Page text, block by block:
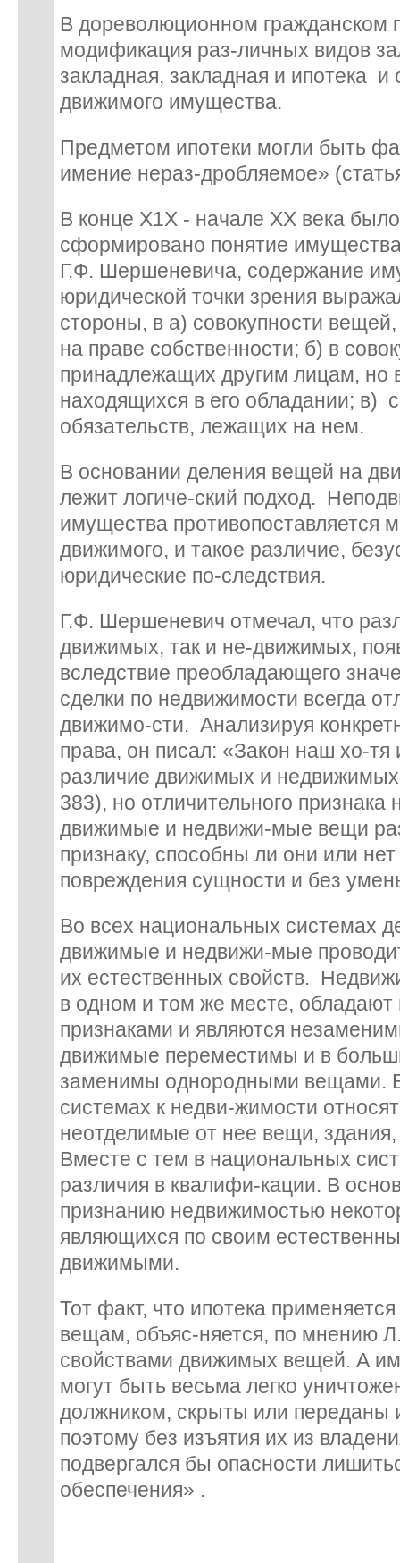
В дореволюционном гражданском
модификация раз-личных видов
закладная, закладная и ипотека
движимого имущества.
Предметом ипотеки могли быть
имение нераз-дробляемое»
В конце Х1Х - начале ХХ века
сформировано понятие
Г.Ф. Шершеневича, содержание
юридической точки зрения
стороны, в а) совокупности
на праве собственности; б) в
принадлежащих другим лицам, но
находящихся в его обладании; в)
обязательств, лежащих на нем.
В основании деления вещей на
лежит логиче-ский подход.
имущества противопоставляется
движимого, и такое различие,
юридические по-следствия.
Г.Ф. Шершеневич отмечал, что
движимых, так и не-движимых,
вследствие преобладающего
сделки по недвижимости всегда
движимо-сти. Анализируя
права, он писал: «Закон наш хо-тя
различие движимых и недвижимых
383), но отличительного признака
движимые и недвижи-мые вещи
признаку, способны ли они или
повреждения сущности и без
Во всех национальных системах
движимые и недвижи-мые
их естественных свойств.
в одном и том же месте,
признаками и являются
движимые переместимы и в
заменимы однородными вещами.
системах к недви-жимости
неотделимые от нее вещи,
Вместе с тем в национальных
различия в квалифи-кации. В
признанию недвижимостью
являющихся по своим
движимыми.
Тот факт, что ипотека
вещам, объяс-няется, по мнению
свойствами движимых вещей. А
могут быть весьма легко
должником, скрыты или переданы
поэтому без изъятия их из
подвергался бы опасности
обеспечения» .